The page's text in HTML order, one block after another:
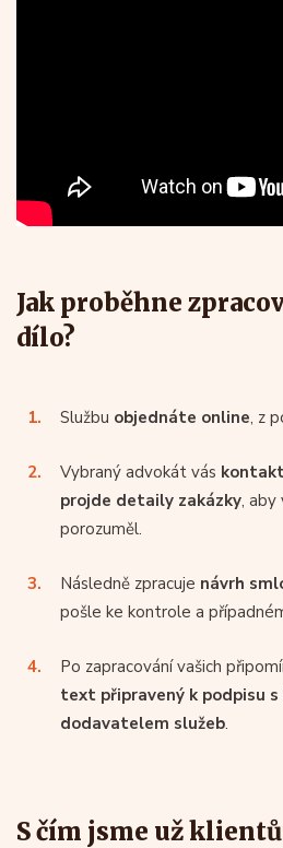
Jak proběhne
dílo?
Službu objednáte online, z
Vybraný advokát vás
projde detaily zakázky, aby
porozuměl.
Následně zpracuje návrh
pošle ke kontrole a
Po zapracování vašich
text připravený k podpisu
dodavatelem služeb.
S čím jsme už